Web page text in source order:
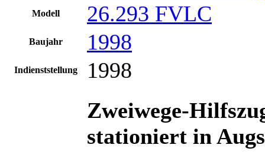
Modell 26.293 FVLC
Baujahr 1998
Indienststellung
1998
Zweiwege-
stationiert in